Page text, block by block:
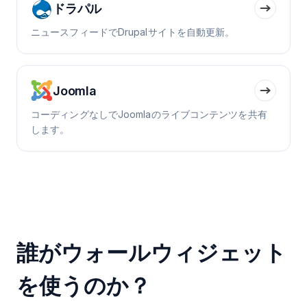
ドラパル
ニュースフィードでDrupalサイトを自動更新。
Joomla
コーディングなしでJoomlaのライブコンテンツを共有
します。
誰がウォールウィジェット
を使うのか？